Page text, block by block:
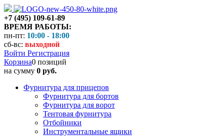
+7 (495) 109-61-89
ВРЕМЯ РАБОТЫ:
пн-пт: 10:00 - 18:00
сб-вс: выходной
Войти Регистрация
Корзина0 позиций
на сумму 0 руб.
Фурнитура для прицепов
Фурнитура для бортов
Фурнитура для ворот
Тентовая фурнитура
Отбойники
Инструментальные ящики